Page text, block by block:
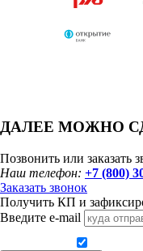
ДАЛЕЕ МОЖНО
Позвонить или заказать
Наш телефон: +7 (800)
Заказать звонок
Получить КП и
Введите e-mail